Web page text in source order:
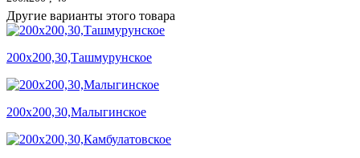
Другие варианты этого товара
200х200,30,Ташмурунское
200х200,30,Малыгинское